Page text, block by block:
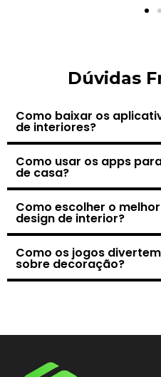
Dúvidas
Como baixar os
de interiores?
Como usar os apps
de casa?
Como escolher o
design de interior?
Como os jogos
sobre decoração?